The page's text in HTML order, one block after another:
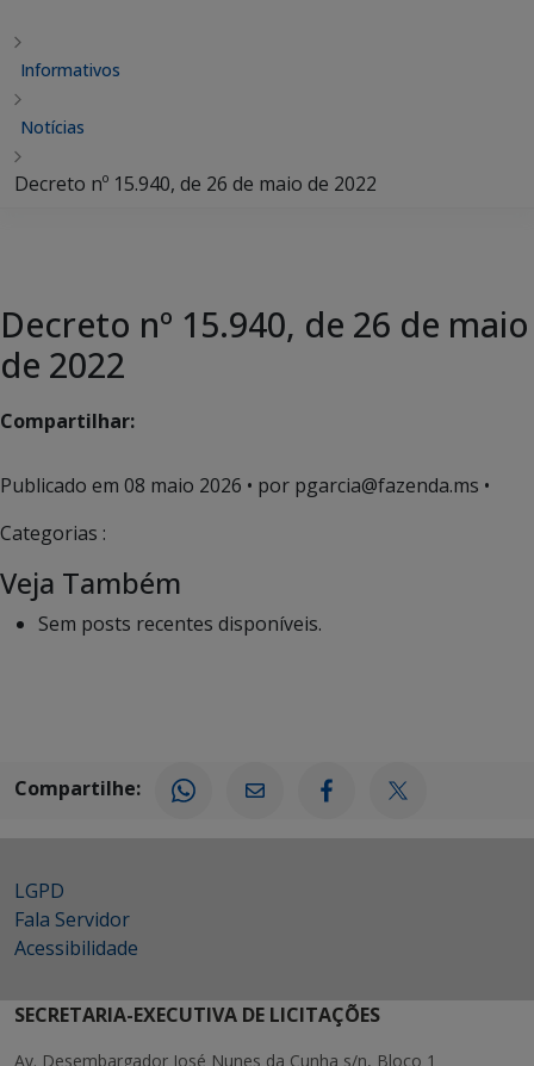
Informativos
Notícias
Decreto nº 15.940, de 26 de maio de 2022
Decreto nº 15.940, de 26 de maio
de 2022
Compartilhar:
Publicado em 08 maio 2026 • por pgarcia@fazenda.ms •
Categorias :
Veja Também
Sem posts recentes disponíveis.
Compartilhe:
LGPD
Fala Servidor
Acessibilidade
SECRETARIA-EXECUTIVA DE LICITAÇÕES
Av. Desembargador José Nunes da Cunha s/n, Bloco 1